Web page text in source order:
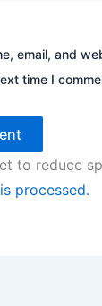
email, and
time I
to reduce
processed.